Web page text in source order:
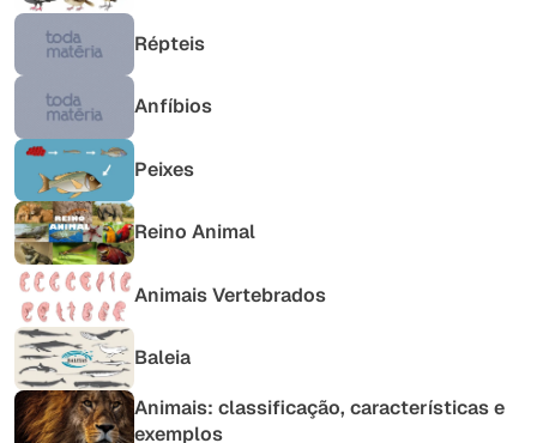
Répteis
Anfíbios
Peixes
Reino Animal
Animais Vertebrados
Baleia
Animais: classificação, características e
exemplos